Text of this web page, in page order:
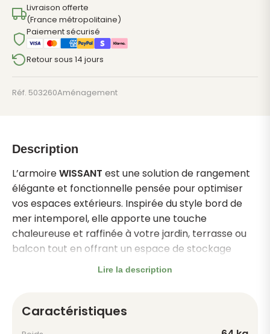
Livraison offerte
(France métropolitaine)
Paiement sécurisé
Retour sous 14 jours
Réf. 503260Aménagement
Description
L’armoireWISSANT est une solution de rangement
élégante et fonctionnelle pensée pour optimiser
vos espaces extérieurs. Inspirée du style bord de
mer intemporel, elle apporte une touche
chaleureuse et raffinée à votre jardin, terrasse ou
balcon tout en offrant un espace de stockage
pratique et sécurisé.
jardinage, accessoires, coussins d’extérieur ou
petits équipements. Son volume intérieur est conçu
Lire la description
Caractéristiques